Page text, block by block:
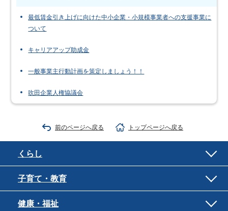
最低賃金引き上げに向けた中小企業・小規模事業者への支援事業に
ついて
キャリアアップ助成金
一般事業主行動計画を策定しましょう！！
吹田企業人権協議会
前のページへ戻る トップページへ戻る
くらし
子育て・教育
健康・福祉